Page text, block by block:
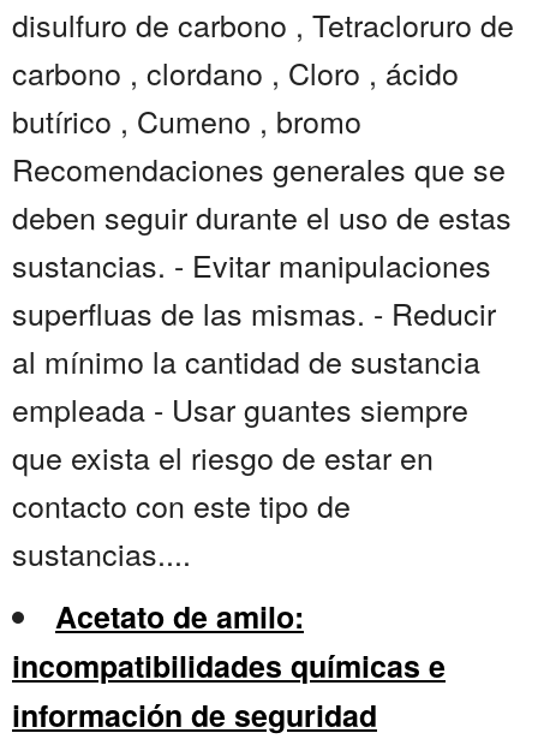
disulfuro de carbono , Tetracloruro de
carbono , clordano , Cloro , ácido
butírico , Cumeno , bromo
Recomendaciones generales que se
deben seguir durante el uso de estas
sustancias. - Evitar manipulaciones
superfluas de las mismas. - Reducir
al mínimo la cantidad de sustancia
empleada - Usar guantes siempre
que exista el riesgo de estar en
contacto con este tipo de
sustancias....
Acetato de amilo:
incompatibilidades químicas e
información de seguridad